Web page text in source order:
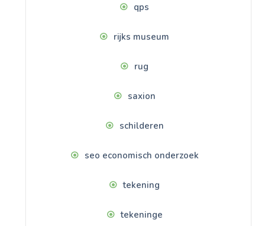
qps
rijks museum
rug
saxion
schilderen
seo economisch onderzoek
tekening
tekeninge